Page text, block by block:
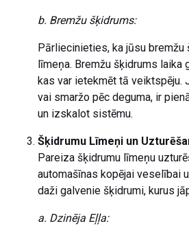
b. Bremžu šķidrums:
Pārliecinieties, ka jūsu
līmeņa. Bremžu šķidrums laika
kas var ietekmēt tā veiktspēju.
vai smaržo pēc deguma, ir
un izskalot sistēmu.
Šķidrumu Līmeņi un
Pareiza šķidrumu līmeņu
automašīnas kopējai veselībai
daži galvenie šķidrumi, kurus
a. Dzinēja Eļļa: